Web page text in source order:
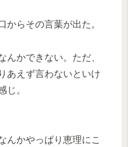
からその言葉が出た。
んかできない。ただ、
あえず言わないといけ
じ。
んかやっぱり恵理にこ